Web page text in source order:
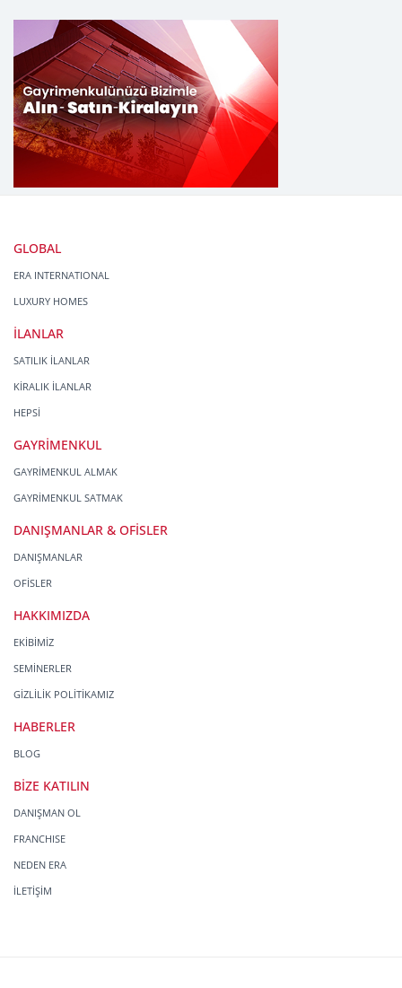
GLOBAL
ERA INTERNATIONAL
LUXURY HOMES
İLANLAR
SATILIK İLANLAR
KİRALIK İLANLAR
HEPSİ
GAYRİMENKUL
GAYRİMENKUL ALMAK
GAYRİMENKUL SATMAK
DANIŞMANLAR & OFİSLER
DANIŞMANLAR
OFİSLER
HAKKIMIZDA
EKİBİMİZ
SEMİNERLER
GİZLİLİK POLİTİKAMIZ
HABERLER
BLOG
BİZE KATILIN
DANIŞMAN OL
FRANCHISE
NEDEN ERA
İLETİŞİM